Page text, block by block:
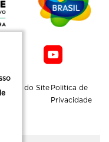
Mapa do Site Politica de
Privacidade